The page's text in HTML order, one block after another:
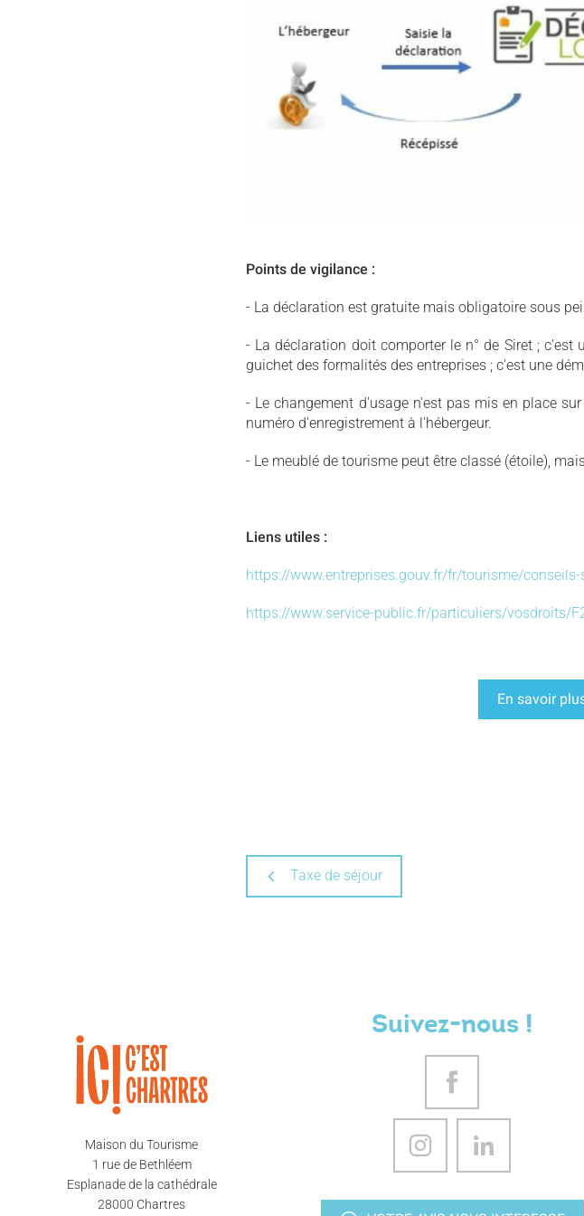
Points de vigilance :
- La déclaration est gratuite mais obligatoire sous
- La déclaration doit comporter le n° de Siret ;
guichet des formalités des entreprises ; c'est une
- Le changement d'usage n'est pas mis en place
numéro d'enregistrement à l'hébergeur.
- Le meublé de tourisme peut être classé (étoile),
Liens utiles :
https://www.entreprises.gouv.fr/fr/tourisme/
https://www.service-public.fr/particuliers/vosdroits/
En savoir
Taxe de séjour
Maison du Tourisme
1 rue de Bethléem
Esplanade de la cathédrale
28000 Chartres
Suivez-nous !